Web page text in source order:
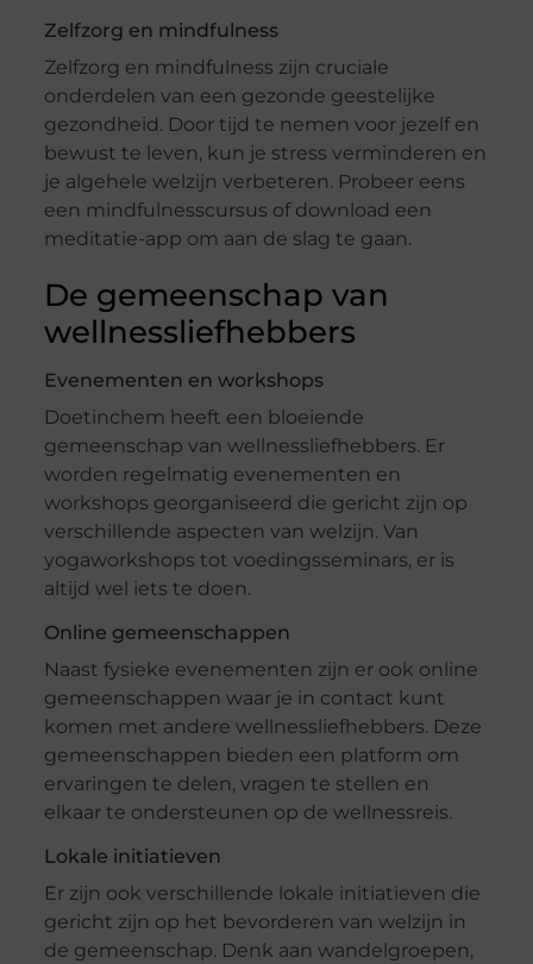
Zelfzorg en mindfulness
Zelfzorg en mindfulness zijn cruciale
onderdelen van een gezonde geestelijke
gezondheid. Door tijd te nemen voor jezelf en
bewust te leven, kun je stress verminderen en
je algehele welzijn verbeteren. Probeer eens
een mindfulnesscursus of download een
meditatie-app om aan de slag te gaan.
De gemeenschap van
wellnessliefhebbers
Evenementen en workshops
Doetinchem heeft een bloeiende
gemeenschap van wellnessliefhebbers. Er
worden regelmatig evenementen en
workshops georganiseerd die gericht zijn op
verschillende aspecten van welzijn. Van
yogaworkshops tot voedingsseminars, er is
altijd wel iets te doen.
Online gemeenschappen
Naast fysieke evenementen zijn er ook online
gemeenschappen waar je in contact kunt
komen met andere wellnessliefhebbers. Deze
gemeenschappen bieden een platform om
ervaringen te delen, vragen te stellen en
elkaar te ondersteunen op de wellnessreis.
Lokale initiatieven
Er zijn ook verschillende lokale initiatieven die
gericht zijn op het bevorderen van welzijn in
de gemeenschap. Denk aan wandelgroepen,